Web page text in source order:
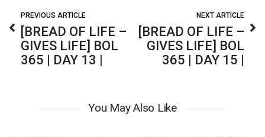
PREVIOUS ARTICLE
[BREAD OF LIFE –
GIVES LIFE] BOL
365 | DAY 13 |
NEXT ARTICLE
[BREAD OF LIFE –
GIVES LIFE] BOL
365 | DAY 15 |
You May Also Like